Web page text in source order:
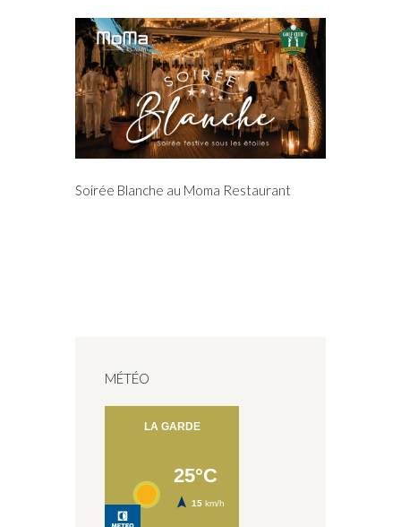
Soirée Blanche au Moma Restaurant
MÉTÉO